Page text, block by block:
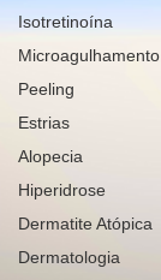
Isotretinoína
Microagulhamento
Peeling
Estrias
Alopecia
Hiperidrose
Dermatite Atópica
Dermatologia